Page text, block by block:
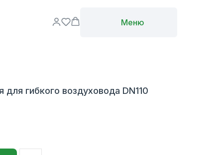
Меню
гибкого воздуховода DN110